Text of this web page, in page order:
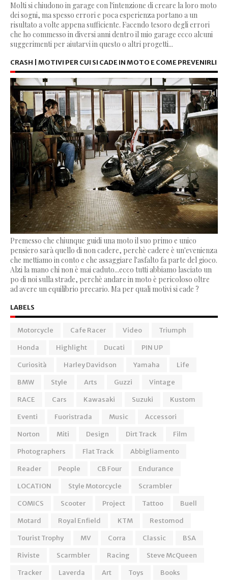
Molti si chiudono in garage con l'intenzione di creare la loro moto
dei sogni, ma spesso errori e poca esperienza portano a un
risultato a volte appena sufficiente. Facendo tesoro degli errori
che ho commesso in diversi anni dentro il mio garage ecco alcuni
suggerimenti per aiutarvi in questo o altri progetti...
CRASH | MOTIVI PER CUI SI CADE IN MOTO E COME PREVENIRLI
Premesso che chiunque guidi una moto il suo primo e unico
pensiero sarà quello di non cadere, perchè cadere è un'evenienza
che mettiamo in conto e che assaggiare l'asfalto fa parte del gioco.
Alzi la mano chi non è mai caduto...ecco tutti abbiamo lasciato un
po di noi sulla strade, perchè andare in moto è pericoloso oltre
ad avere un equilibrio precario. Ma per quali motivi si cade ?
LABELS
Motorcycle Cafe Racer Video
Triumph
Honda
Highlight Ducati
PIN UP
Curiosità
Harley Davidson Yamaha
Life
BMW
Style Arts Guzzi
Vintage
RACE
Cars Kawasaki Suzuki
Kustom
Eventi
Fuoristrada Music
Accessori
Norton
Miti Design Dirt Track
Film
Photographers
Flat Track
Abbigliamento
Reader
People CB Four
Endurance
LOCATION
Style Motorcycle
Scrambler
COMICS
Scooter Project Tattoo
Buell
Motard
Royal Enfield KTM
Restomod
Tourist Trophy
MV Corra Classic
BSA
Riviste
Scarmbler Racing
Steve McQueen
Tracker
Laverda Art Toys
Books